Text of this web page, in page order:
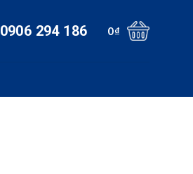
0906 294 186 0₫